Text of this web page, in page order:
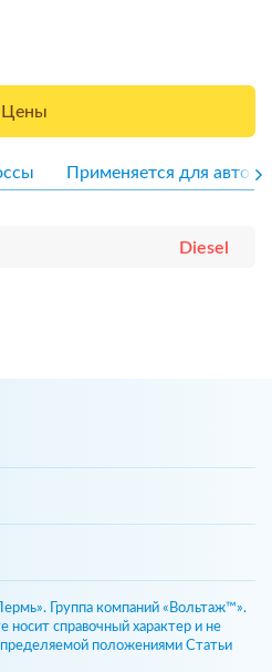
Цены
Применяется для авто
Diesel
Группа компаний «Вольтаж™».
носит справочный характер и не
положениями Статьи